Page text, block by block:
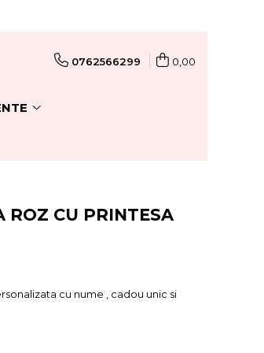
0762566299 0,00
ROZ CU PRINTESA
cu nume , cadou unic si